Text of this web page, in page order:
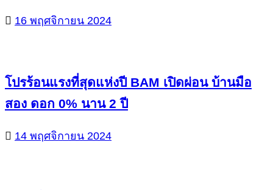
16 พฤศจิกายน 2024
โปรร้อนแรงที่สุดแห่งปี BAM เปิดผ่อน บ้านมือ
สอง ดอก 0% นาน 2 ปี
14 พฤศจิกายน 2024